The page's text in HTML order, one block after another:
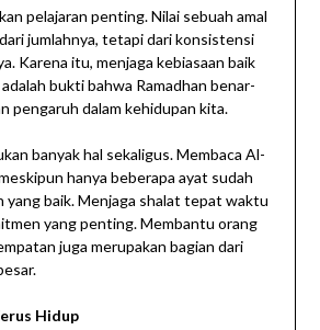
pelajaran penting. Nilai sebuah amal
jumlahnya, tetapi dari konsistensi
Karena itu, menjaga kebiasaan baik
bukti bahwa Ramadhan benar-
pengaruh dalam kehidupan kita.
banyak hal sekaligus. Membaca Al-
hanya beberapa ayat sudah
yang baik. Menjaga shalat tepat waktu
yang penting. Membantu orang
juga merupakan bagian dari
Hidup